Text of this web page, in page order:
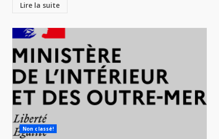
Lire la suite
Non classé!